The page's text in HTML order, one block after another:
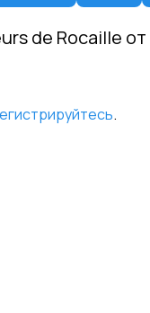
de Rocaille от
.